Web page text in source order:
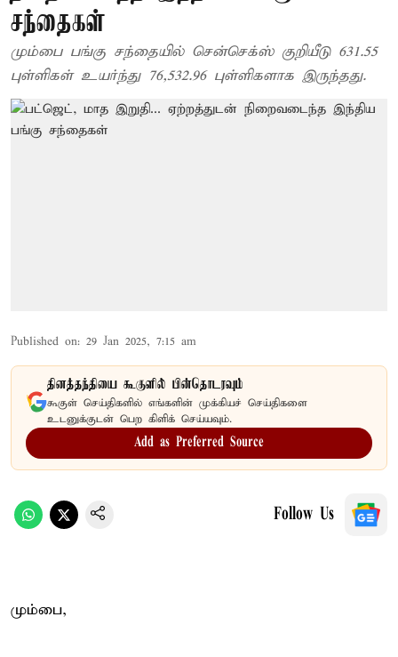
சந்தைகள்
மும்பை பங்கு சந்தையில் சென்செக்ஸ் குறியீடு 631.55
புள்ளிகள் உயர்ந்து 76,532.96 புள்ளிகளாக இருந்தது.
Published on: 29 Jan 2025, 7:15 am
தினத்தந்தியை கூகுளில் பின்தொடரவும்
கூகுள் செய்திகளில் எங்களின் முக்கியச் செய்திகளை
உடனுக்குடன் பெற கிளிக் செய்யவும்.
Add as Preferred Source
Follow Us
மும்பை,